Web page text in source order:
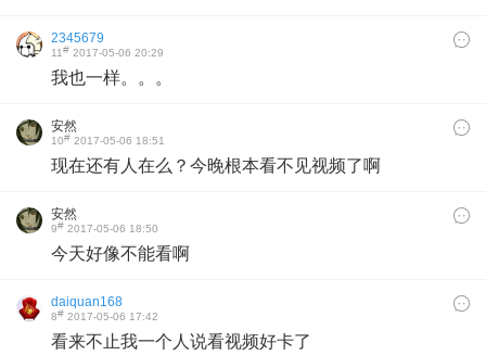
2345679
11# 2017-05-06 20:29
我也一样。。。
安然
10# 2017-05-06 18:51
现在还有人在么？今晚根本看不见视频了啊
安然
9# 2017-05-06 18:50
今天好像不能看啊
daiquan168
8# 2017-05-06 17:42
看来不止我一个人说看视频好卡了